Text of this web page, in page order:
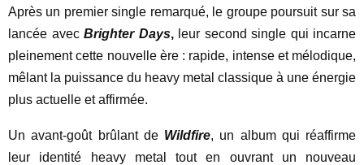
Après un premier single remarqué, le groupe poursuit sur sa
lancée avec Brighter Days,leur second single qui incarne
pleinement cette nouvelle ère : rapide, intense et mélodique,
mêlant la puissance du heavy metal classique à une énergie
plus actuelle et affirmée.
Un avant-goût brûlant de Wildfire, un album qui réaffirme
leur identité heavy metal tout en ouvrant un nouveau